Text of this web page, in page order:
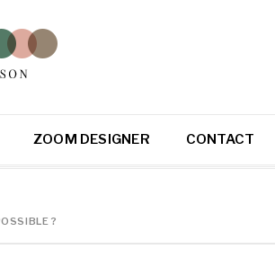
ZOOM DESIGNER CONTACT
?